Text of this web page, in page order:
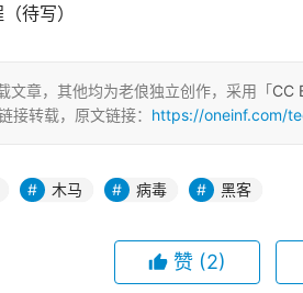
待写）
文章，其他均为老俍独立创作，采用「CC
接转载，原文链接： https://oneinf.com/
木马 病毒 黑客
赞 (2)